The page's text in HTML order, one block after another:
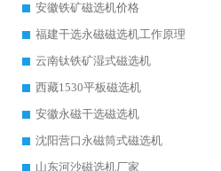
安徽铁矿磁选机价格
福建干选永磁磁选机工作原理
云南钛铁矿湿式磁选机
西藏1530平板磁选机
安徽永磁干选磁选机
沈阳营口永磁筒式磁选机
山东河沙磁选机厂家